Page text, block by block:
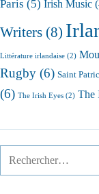
Paris (5) Irish Music
Writers (8)
Littérature irlandaise (2)
Rugby (6) Saint
(6) The Irish Eyes (2) The